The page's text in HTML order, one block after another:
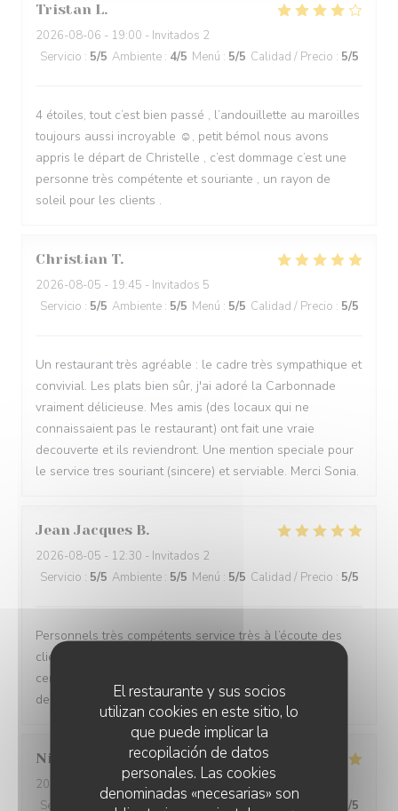
El restaurante y sus socios
utilizan cookies en este sitio, lo
que puede implicar la
recopilación de datos
personales. Las cookies
denominadas «necesarias» son
Tristan L
2026-08-06 - 19:00 - Invitados 2
Servicio : 5/5 Ambiente : 4/5 Menú : 5/5 Calidad / Precio : 5/5
4 étoiles, tout c’est bien passé , l’andouillette au maroilles
toujours aussi incroyable ☺️, petit bémol nous avons
appris le départ de Christelle , c’est dommage c’est une
personne très compétente et souriante , un rayon de
soleil pour les clients .
Christian T
2026-08-05 - 19:45 - Invitados 5
Servicio : 5/5 Ambiente : 5/5 Menú : 5/5 Calidad / Precio : 5/5
Un restaurant très agréable : le cadre très sympathique et
convivial. Les plats bien sûr, j'ai adoré la Carbonnade
vraiment délicieuse. Mes amis (des locaux qui ne
connaissaient pas le restaurant) ont fait une vraie
decouverte et ils reviendront. Une mention speciale pour
le service tres souriant (sincere) et serviable. Merci Sonia.
Jean Jacques B
2026-08-05 - 12:30 - Invitados 2
Servicio : 5/5 Ambiente : 5/5 Menú : 5/5 Calidad / Precio : 5/5
Personnels très compétents service très à l’écoute des
clients on se sent pas du tout oppressé comme dans
certains restaurants et le menu très bon de l’entrée au
dessert
Nicole
2026-08-05
- 12:15 - Invitados 3
Servicio
Ambiente : Menú /5 /5